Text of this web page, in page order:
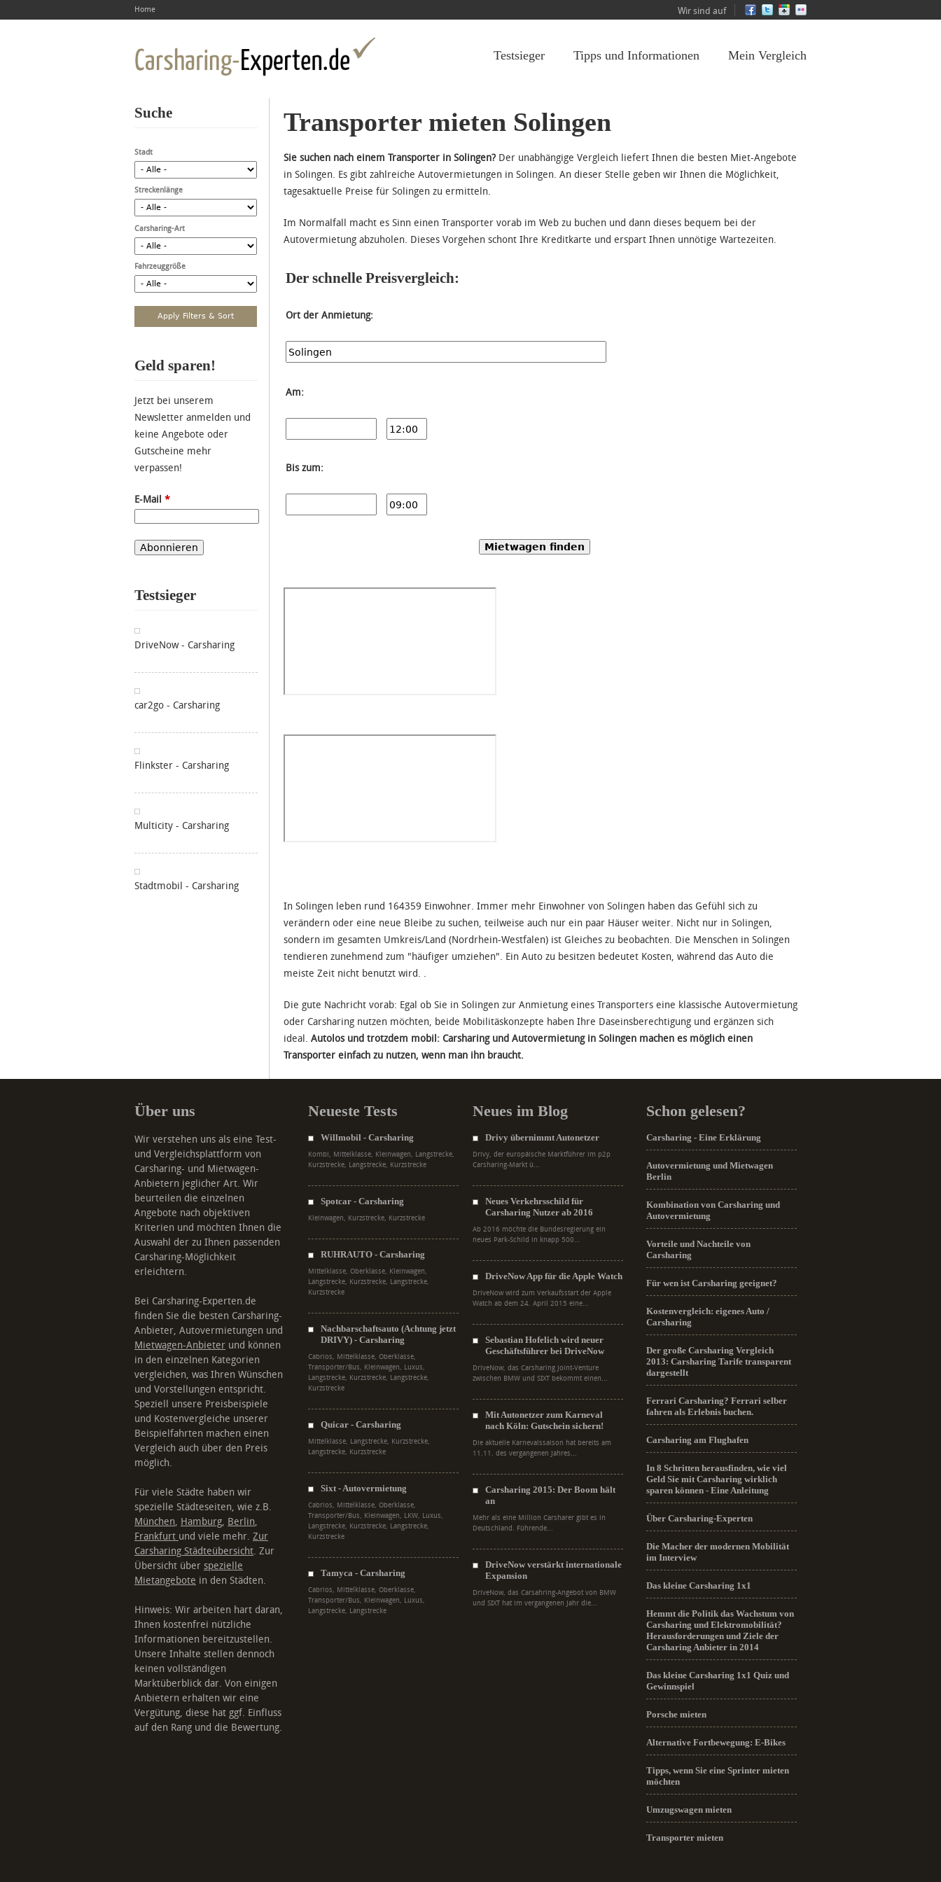
Home Wir sind auf
Testsieger Tipps und Informationen Mein Vergleich
Transporter mieten Solingen
Sie suchen nach einem Transporter in Solingen? Der unabhängige Vergleich liefert Ihnen die besten Miet-Angebote
in Solingen. Es gibt zahlreiche Autovermietungen in Solingen. An dieser Stelle geben wir Ihnen die Möglichkeit,
tagesaktuelle Preise für Solingen zu ermitteln.
Im Normalfall macht es Sinn einen Transporter vorab im Web zu buchen und dann dieses bequem bei der
Autovermietung abzuholen. Dieses Vorgehen schont Ihre Kreditkarte und erspart Ihnen unnötige Wartezeiten.
Der schnelle Preisvergleich:
Ort der Anmietung:
Am:
Bis zum:
Mietwagen finden
In Solingen leben rund 164359 Einwohner. Immer mehr Einwohner von Solingen haben das Gefühl sich zu
verändern oder eine neue Bleibe zu suchen, teilweise auch nur ein paar Häuser weiter. Nicht nur in Solingen,
sondern im gesamten Umkreis/Land (Nordrhein-Westfalen) ist Gleiches zu beobachten. Die Menschen in Solingen
tendieren zunehmend zum "häufiger umziehen". Ein Auto zu besitzen bedeutet Kosten, während das Auto die
meiste Zeit nicht benutzt wird. .
Die gute Nachricht vorab: Egal ob Sie in Solingen zur Anmietung eines Transporters eine klassische Autovermietung
oder Carsharing nutzen möchten, beide Mobilitäskonzepte haben Ihre Daseinsberechtigung und ergänzen sich
ideal. Autolos und trotzdem mobil: Carsharing und Autovermietung in Solingen machen es möglich einen
Transporter einfach zu nutzen, wenn man ihn braucht.
Suche
Stadt
Streckenlänge
Carsharing-Art
Fahrzeuggröße
Geld sparen!
Jetzt bei unserem
Newsletter anmelden und
keine Angebote oder
Gutscheine mehr
verpassen!
E-Mail *
Testsieger
DriveNow - Carsharing
car2go - Carsharing
Flinkster - Carsharing
Multicity - Carsharing
Stadtmobil - Carsharing
Über uns
Wir verstehen uns als eine Test-
und Vergleichsplattform von
Carsharing- und Mietwagen-
Anbietern jeglicher Art. Wir
beurteilen die einzelnen
Angebote nach objektiven
Kriterien und möchten Ihnen die
Auswahl der zu Ihnen passenden
Carsharing-Möglichkeit
erleichtern.
Bei Carsharing-Experten.de
finden Sie die besten Carsharing-
Anbieter, Autovermietungen und
Mietwagen-Anbieter und können
in den einzelnen Kategorien
vergleichen, was Ihren Wünschen
und Vorstellungen entspricht.
Speziell unsere Preisbeispiele
und Kostenvergleiche unserer
Beispielfahrten machen einen
Vergleich auch über den Preis
möglich.
Für viele Städte haben wir
spezielle Städteseiten, wie z.B.
München, Hamburg, Berlin,
Frankfurt und viele mehr. Zur
Carsharing Städteübersicht. Zur
Übersicht über spezielle
Mietangebote in den Städten.
Hinweis: Wir arbeiten hart daran,
Ihnen kostenfrei nützliche
Informationen bereitzustellen.
Unsere Inhalte stellen dennoch
keinen vollständigen
Marktüberblick dar. Von einigen
Anbietern erhalten wir eine
Vergütung, diese hat ggf. Einfluss
auf den Rang und die Bewertung.
Neueste Tests
Willmobil - Carsharing
Kombi, Mittelklasse, Kleinwagen, Langstrecke,
Kurzstrecke, Langstrecke, Kurzstrecke
Spotcar - Carsharing
Kleinwagen, Kurzstrecke, Kurzstrecke
RUHRAUTO - Carsharing
Mittelklasse, Oberklasse, Kleinwagen,
Langstrecke, Kurzstrecke, Langstrecke,
Kurzstrecke
Nachbarschaftsauto (Achtung jetzt
DRIVY) - Carsharing
Cabrios, Mittelklasse, Oberklasse,
Transporter/Bus, Kleinwagen, Luxus,
Langstrecke, Kurzstrecke, Langstrecke,
Kurzstrecke
Quicar - Carsharing
Mittelklasse, Langstrecke, Kurzstrecke,
Langstrecke, Kurzstrecke
Sixt - Autovermietung
Cabrios, Mittelklasse, Oberklasse,
Transporter/Bus, Kleinwagen, LKW, Luxus,
Langstrecke, Kurzstrecke, Langstrecke,
Kurzstrecke
Tamyca - Carsharing
Cabrios, Mittelklasse, Oberklasse,
Transporter/Bus, Kleinwagen, Luxus,
Langstrecke, Langstrecke
Neues im Blog
Drivy übernimmt Autonetzer
Drivy, der europäische Marktführer im p2p
Carsharing-Markt ü...
Neues Verkehrsschild für
Carsharing Nutzer ab 2016
Ab 2016 möchte die Bundesregierung ein
neues Park-Schild in knapp 500...
DriveNow App für die Apple Watch
DriveNow wird zum Verkaufsstart der Apple
Watch ab dem 24. April 2015 eine...
Sebastian Hofelich wird neuer
Geschäftsführer bei DriveNow
DriveNow, das Carsharing Joint-Venture
zwischen BMW und SIXT bekommt einen...
Mit Autonetzer zum Karneval
nach Köln: Gutschein sichern!
Die aktuelle Karnevalssaison hat bereits am
11.11. des vergangenen Jahres...
Carsharing 2015: Der Boom hält
an
Mehr als eine Million Carsharer gibt es in
Deutschland. Führende...
DriveNow verstärkt internationale
Expansion
DriveNow, das Carsahring-Angebot von BMW
und SIXT hat im vergangenen Jahr die...
Schon gelesen?
Carsharing - Eine Erklärung
Autovermietung und Mietwagen
Berlin
Kombination von Carsharing und
Autovermietung
Vorteile und Nachteile von
Carsharing
Für wen ist Carsharing geeignet?
Kostenvergleich: eigenes Auto /
Carsharing
Der große Carsharing Vergleich
2013: Carsharing Tarife transparent
dargestellt
Ferrari Carsharing? Ferrari selber
fahren als Erlebnis buchen.
Carsharing am Flughafen
In 8 Schritten herausfinden, wie viel
Geld Sie mit Carsharing wirklich
sparen können - Eine Anleitung
Über Carsharing-Experten
Die Macher der modernen Mobilität
im Interview
Das kleine Carsharing 1x1
Hemmt die Politik das Wachstum von
Carsharing und Elektromobilität?
Herausforderungen und Ziele der
Carsharing Anbieter in 2014
Das kleine Carsharing 1x1 Quiz und
Gewinnspiel
Porsche mieten
Alternative Fortbewegung: E-Bikes
Tipps, wenn Sie eine Sprinter mieten
möchten
Umzugswagen mieten
Transporter mieten